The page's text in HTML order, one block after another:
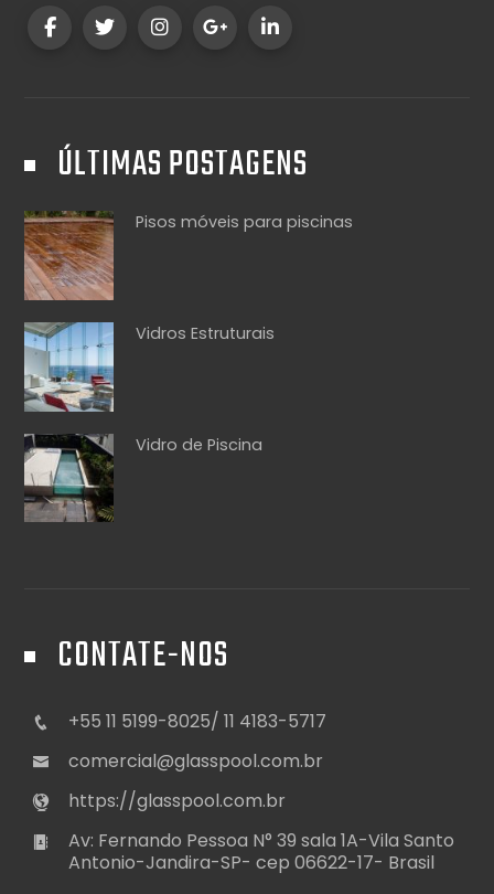
ÚLTIMAS POSTAGENS
Pisos móveis para piscinas
Vidros Estruturais
Vidro de Piscina
CONTATE-NOS
+55 11 5199-8025/ 11 4183-5717
comercial@glasspool.com.br
https://glasspool.com.br
Av: Fernando Pessoa N° 39 sala 1A-Vila Santo
Antonio-Jandira-SP- cep 06622-17- Brasil